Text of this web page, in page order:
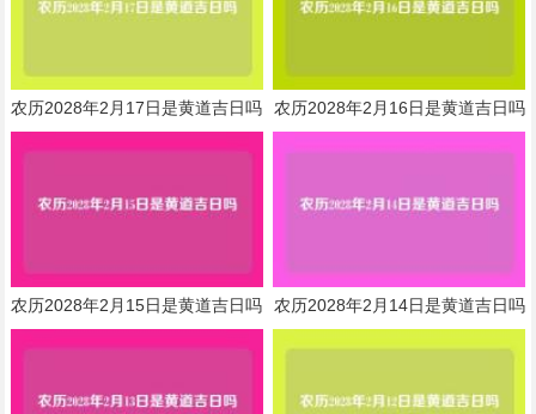
农历2028年2月17日是黄道吉日吗 农历2028年2月16日是黄道吉日吗
农历2028年2月15日是黄道吉日吗 农历2028年2月14日是黄道吉日吗